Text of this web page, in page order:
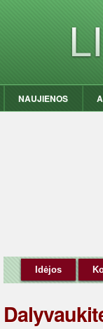
NAUJIENOS
Idėjos